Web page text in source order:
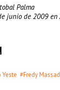
Palma
junio de 2009 en
#Fredy Massad